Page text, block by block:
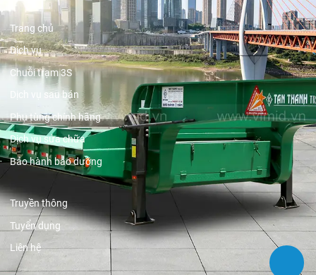
Trang chủ
Dịch vụ
Chuỗi trạm 3S
Dịch vụ sau bán
Phụ tùng chính hãng
Dịch vụ sửa chữa
Bảo hành bảo dưỡng
Truyền thông
Tuyển dụng
Liên hệ